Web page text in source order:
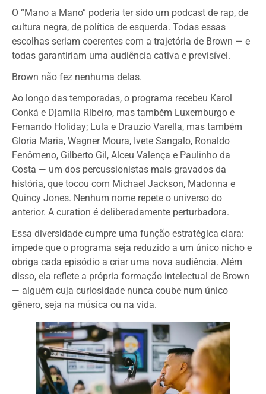
O “Mano a Mano” poderia ter sido um podcast de rap, de
cultura negra, de política de esquerda. Todas essas
escolhas seriam coerentes com a trajetória de Brown — e
todas garantiriam uma audiência cativa e previsível.
Brown não fez nenhuma delas.
Ao longo das temporadas, o programa recebeu Karol
Conká e Djamila Ribeiro, mas também Luxemburgo e
Fernando Holiday; Lula e Drauzio Varella, mas também
Gloria Maria, Wagner Moura, Ivete Sangalo, Ronaldo
Fenômeno, Gilberto Gil, Alceu Valença e Paulinho da
Costa — um dos percussionistas mais gravados da
história, que tocou com Michael Jackson, Madonna e
Quincy Jones. Nenhum nome repete o universo do
anterior. A curation é deliberadamente perturbadora.
Essa diversidade cumpre uma função estratégica clara:
impede que o programa seja reduzido a um único nicho e
obriga cada episódio a criar uma nova audiência. Além
disso, ela reflete a própria formação intelectual de Brown
— alguém cuja curiosidade nunca coube num único
gênero, seja na música ou na vida.